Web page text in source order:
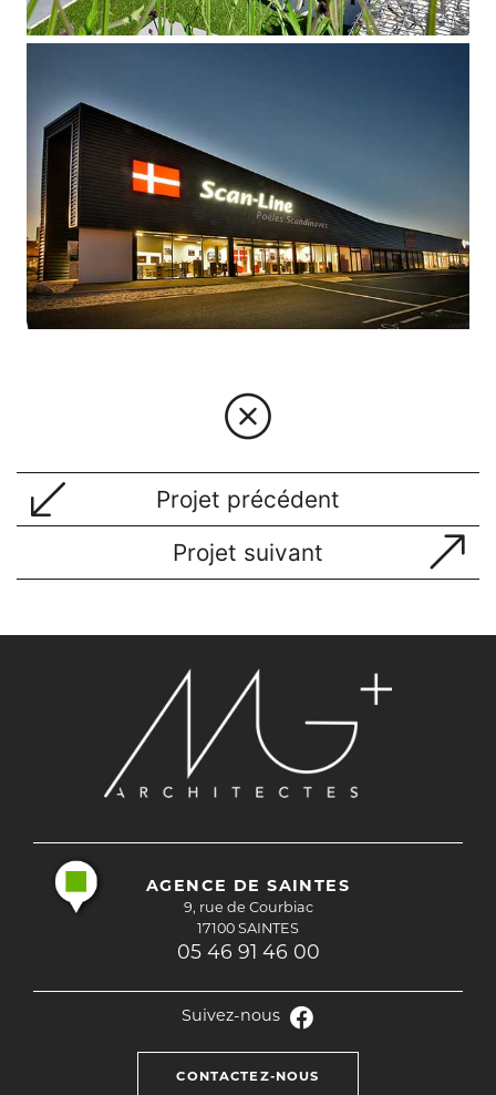
Projet précédent
Projet suivant
AGENCE DE SAINTES
9, rue de Courbiac
17100 SAINTES
05 46 91 46 00
Suivez-nous
CONTACTEZ-NOUS